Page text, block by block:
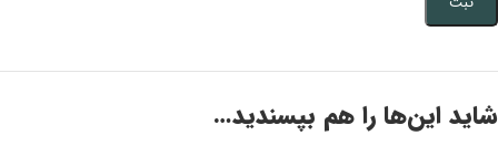
شاید این‌ها را هم بپسندید…